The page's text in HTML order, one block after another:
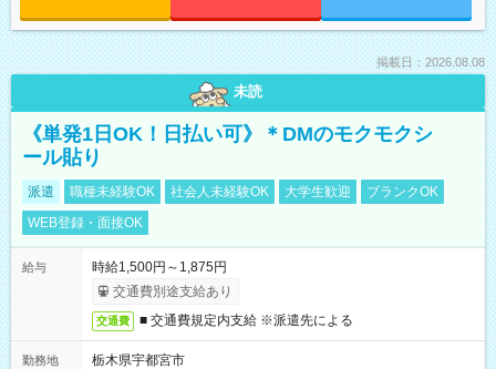
掲載日：2026.08.08
未読
《単発1日OK！日払い可》＊DMのモクモクシ
ール貼り
派遣 職種未経験OK 社会人未経験OK 大学生歓迎
ブランクOK
WEB登録・面接OK
給与
時給1,500円～1,875円
交通費別途支給あり
交通費 ■ 交通費規定内支給 ※派遣先による
勤務地
栃木県宇都宮市